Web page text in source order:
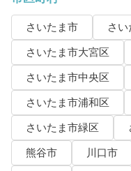
さいたま市 さ
さいたま市大宮区
さいたま市中央区
さいたま市浦和区
さいたま市緑区
熊谷市
川口市